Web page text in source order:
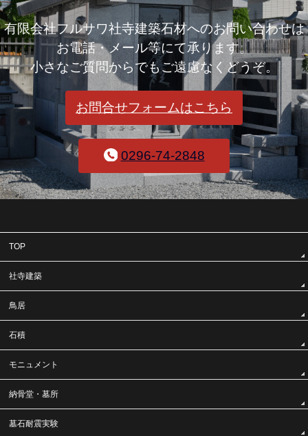
有限会社フルサワ社寺建築石材へのお問い合わせは
お電話・メール等にて承ります。
小さなご質問からでもご遠慮なくどうぞ。
お問合せフォームはこちら
0296-74-2848
TOP
社寺建築
鳥居
石積
モニュメント
納骨堂・墓所
墓石耐震実験